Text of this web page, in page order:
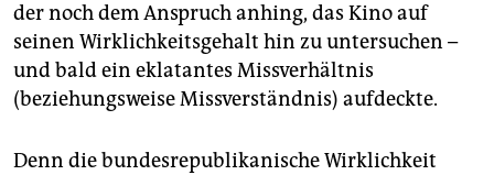
der noch dem Anspruch anhing, das Kino auf
seinen Wirklichkeitsgehalt hin zu untersuchen –
und bald ein eklatantes Missverhältnis
(beziehungsweise Missverständnis) aufdeckte.
Denn die bundesrepublikanische Wirklichkeit